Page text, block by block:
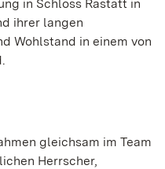
in Schloss Rastatt in
ihrer langen
Wohlstand in einem von
gleichsam im Team
Herrscher,